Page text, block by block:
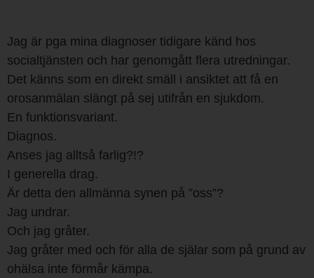
Jag är pga mina diagnoser tidigare känd hos
socialtjänsten och har genomgått flera utredningar.
Det känns som en direkt smäll i ansiktet att få en
orosanmälan slängt på sej utifrån en sjukdom.
En funktionsvariant.
Diagnos.
Anses jag alltså farlig?!?
I generella drag.
Är detta den allmänna synen på ”oss”?
Jag undrar.
Och jag gråter.
Jag gråter med och för alla de själar som på grund av
ohälsa inte förmår kämpa.